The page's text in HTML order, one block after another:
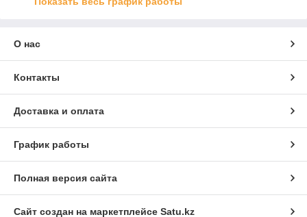
О нас
Контакты
Доставка и оплата
График работы
Полная версия сайта
Сайт создан на маркетплейсе Satu.kz